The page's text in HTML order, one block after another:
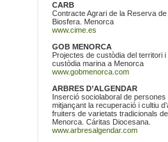
CARB
Contracte Agrari de la Reserva de
Biosfera. Menorca
www.cime.es
GOB MENORCA
Projectes de custòdia del territori i
custòdia marina a Menorca
www.gobmenorca.com
ARBRES D’ALGENDAR
Inserció sociolaboral de persones
mitjançant la recuperació i cultiu
fruiters de varietats tradicionals de
Menorca. Cáritas Diocesana.
www.arbresalgendar.com